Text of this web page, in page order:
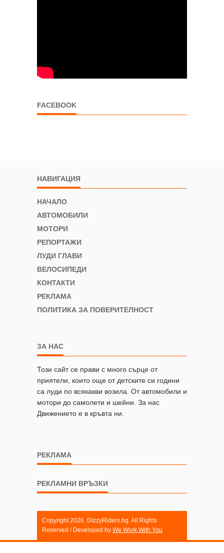
FACEBOOK
НАВИГАЦИЯ
НАЧАЛО
АВТОМОБИЛИ
МОТОРИ
РЕПОРТАЖИ
ЛУДИ ГЛАВИ
ВЕЛОСИПЕДИ
КОНТАКТИ
РЕКЛАМА
ПОЛИТИКА ЗА ПОВЕРИТЕЛНОСТ
ЗА НАС
Този сайт се прави с много сърце от
приятели, които още от детските си години
са луди по всякакви возила. От автомобили и
мотори до самолети и шейни. За нас
Движението е в кръвта ни.
РЕКЛАМА
РЕКЛАМНИ ВРЪЗКИ
Copyright 2026. DizzyRiders.bg. All Rights
Reserved / Developed by We Work With You